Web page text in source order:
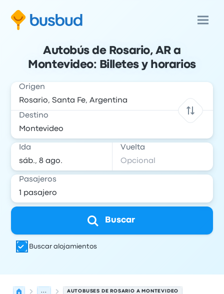
Autobús de Rosario, AR a
Montevideo: Billetes y horarios
Origen
Destino
Ida Vuelta
Pasajeros
Buscar
Buscar alojamientos
... AUTOBUSES DE ROSARIO A MONTEVIDEO